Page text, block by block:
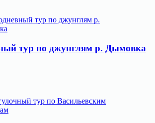
тур по джунглям р. Дымовка